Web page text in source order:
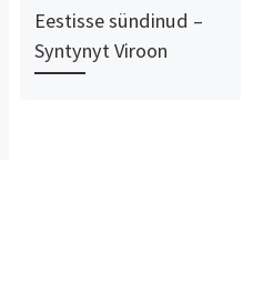
Eestisse sündinud –
Syntynyt Viroon